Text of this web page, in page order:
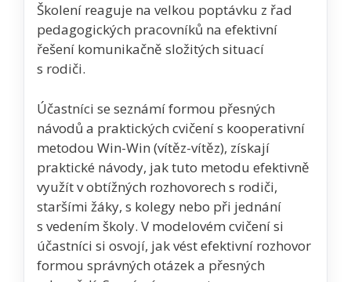
Školení reaguje na velkou poptávku z řad
pedagogických pracovníků na efektivní
řešení komunikačně složitých situací
s rodiči.
Účastníci se seznámí formou přesných
návodů a praktických cvičení s kooperativní
metodou Win-Win (vítěz-vítěz), získají
praktické návody, jak tuto metodu efektivně
využít v obtížných rozhovorech s rodiči,
staršími žáky, s kolegy nebo při jednání
s vedením školy. V modelovém cvičení si
účastníci si osvojí, jak vést efektivní rozhovor
formou správných otázek a přesných